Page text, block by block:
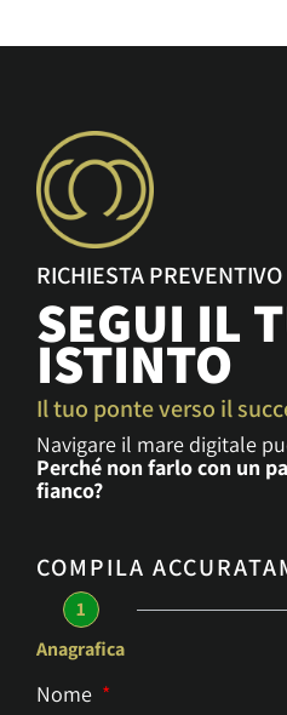
RICHIESTA PREVENTIVO
SEGUI IL
ISTINTO
Il tuo ponte verso il
Navigare il mare digitale
Perché non farlo con un
fianco?
COMPILA
1
Anagrafica
Nome